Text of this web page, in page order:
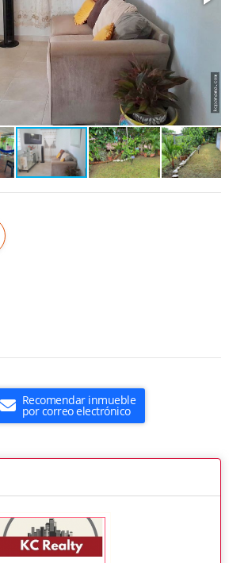
Recomendar inmueble
por correo electrónico